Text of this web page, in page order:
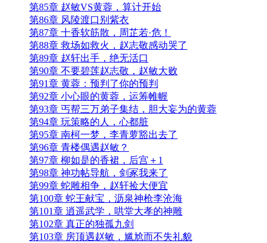
第85章 赵敏VS黄蓉，算计开始
第86章 风陵渡口别紫衣
第87章 十香软筋散，周芷若·危！
第88章 救场如救火，赵志敬感动哭了
第89章 赵轩出手，绝无活口
第90章 不要碧莲赵志敬，赵敏大败
第91章 黄蓉：预判了你的预判
第92章 小心眼的黄蓉，运筹帷幄
第93章 丐帮三万弟子集结，胆大妄为的黄蓉
第94章 玩策略的人，心都脏
第95章 南柯一梦，李青萝豁出去了
第96章 青楼偶遇赵敏？
第97章 柳如是的香裙，后宫＋1
第98章 神功帖导航，剑冢我来了
第99章 蛇雕相争，赵轩捡大便宜
第100章 蛇王献宝，沥泉神枪李沧海
第101章 逍遥武学，哄堂大孝的神雕
第102章 真正的独孤九剑
第103章 房顶遇赵敏，尴尬而不失礼貌